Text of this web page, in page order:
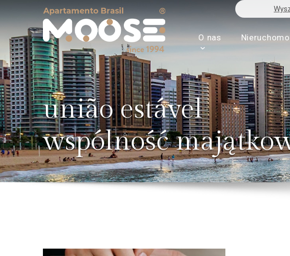
O nas
união estável
wspólność